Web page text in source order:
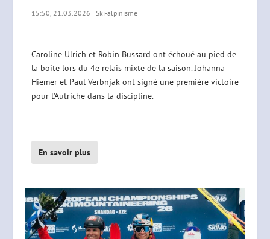
15:50, 21.03.2026 | Ski-alpinisme
Caroline Ulrich et Robin Bussard ont échoué au pied de
la boîte lors du 4e relais mixte de la saison. Johanna
Hiemer et Paul Verbnjak ont signé une première victoire
pour l’Autriche dans la discipline.
En savoir plus